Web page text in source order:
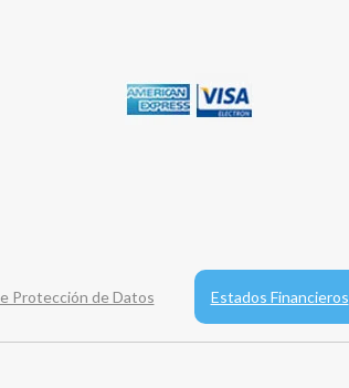
Protección de Datos Estados Financieros